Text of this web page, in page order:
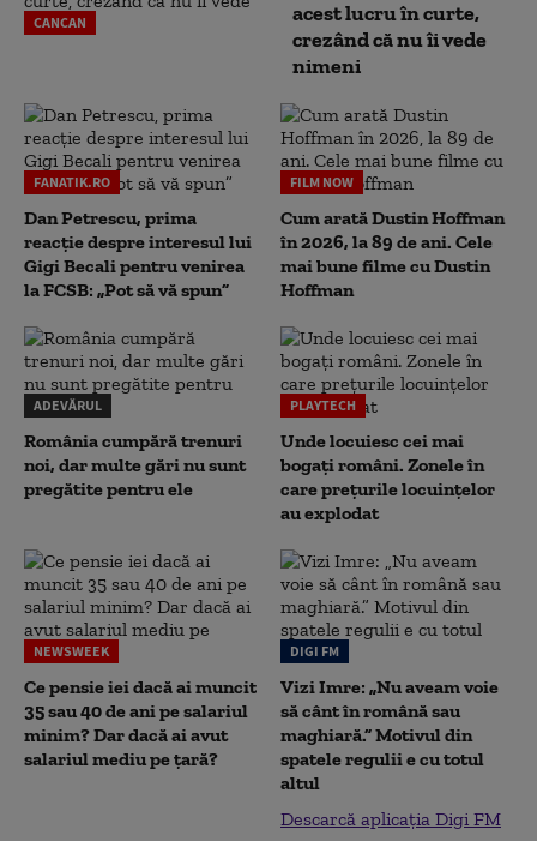
CANCAN
acest lucru în curte,
crezând că nu îi vede
nimeni
FANATIK.RO
Dan Petrescu, prima
reacție despre interesul lui
Gigi Becali pentru venirea
la FCSB: „Pot să vă spun”
FILM NOW
Cum arată Dustin Hoffman
în 2026, la 89 de ani. Cele
mai bune filme cu Dustin
Hoffman
ADEVĂRUL
România cumpără trenuri
noi, dar multe gări nu sunt
pregătite pentru ele
PLAYTECH
Unde locuiesc cei mai
bogați români. Zonele în
care prețurile locuințelor
au explodat
NEWSWEEK
Ce pensie iei dacă ai muncit
35 sau 40 de ani pe salariul
minim? Dar dacă ai avut
salariul mediu pe țară?
DIGI FM
Vizi Imre: „Nu aveam voie
să cânt în română sau
maghiară.” Motivul din
spatele regulii e cu totul
altul
Descarcă aplicația Digi FM